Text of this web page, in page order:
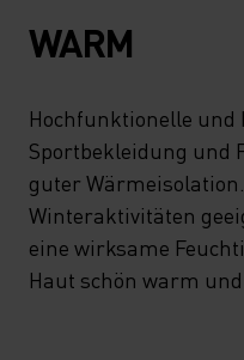
WARM
Hochfunktionelle und
Sportbekleidung und
guter
Winteraktivitäten
eine wirksame
Haut schön warm